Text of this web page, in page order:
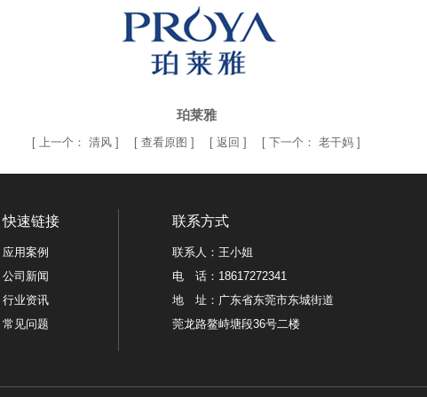
珀莱雅
[ 上一个： 清风 ] [ 查看原图 ] [ 返回 ] [ 下一个： 老干妈 ]
快速链接
应用案例
公司新闻
行业资讯
常见问题
联系方式
联系人：王小姐
电 话：18617272341
地 址：广东省东莞市东城街道
莞龙路鳌峙塘段36号二楼